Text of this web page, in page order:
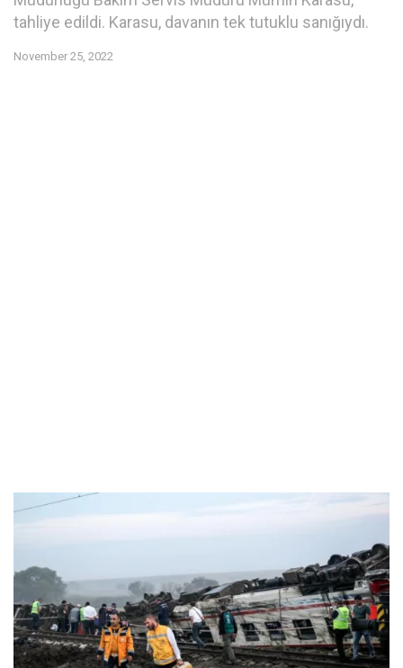
tahliye edildi. Karasu, davanın tek tutuklu sanığıydı.
November 25, 2022